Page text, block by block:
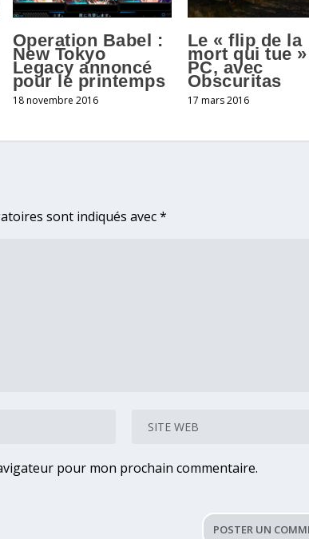
Operation Babel :
New Tokyo
Legacy annoncé
pour le printemps
18 novembre 2016
Le « flip de la
mort qui tue
PC, avec
Obscuritas
17 mars 2016
sont indiqués avec*
pour mon prochain commentaire.